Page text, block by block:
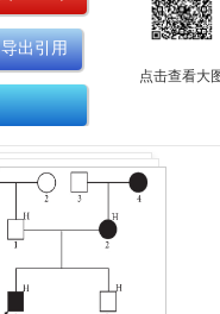
导出引用
点击查看大